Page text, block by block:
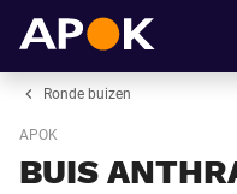
Ronde buizen
APOK
BUIS